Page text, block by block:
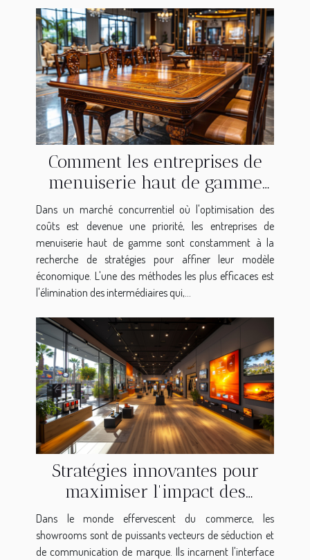
Comment les entreprises de
menuiserie haut de gamme
réduisent les coûts en
éliminant les intermédiaires
Dans un marché concurrentiel où l'optimisation des
coûts est devenue une priorité, les entreprises de
menuiserie haut de gamme sont constamment à la
recherche de stratégies pour affiner leur modèle
économique. L'une des méthodes les plus efficaces est
l'élimination des intermédiaires qui,...
Stratégies innovantes pour
maximiser l'impact des
showrooms dans différents
environnements
Dans le monde effervescent du commerce, les
showrooms sont de puissants vecteurs de séduction et
de communication de marque. Ils incarnent l'interface